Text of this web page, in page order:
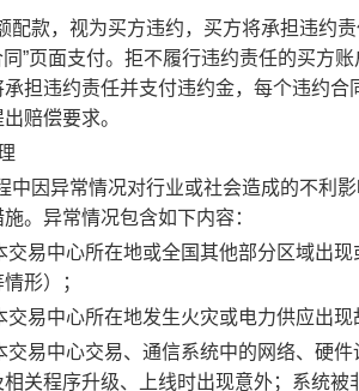
配款，视为买方违约，买方将承担违约
同”页面支付。拒不履行违约责任的买方
担违约责任并支付违约金，每个违约
赔偿要求。
中因异常情况对行业或社会造成的不利
。异常情况包含如下内容：
交易中心所在地或全国其他部分区域出
形）；
交易中心所在地发生火灾或电力供应出
交易中心交易、通信系统中的网络、硬
关程序升级、上线时出现意外；系统